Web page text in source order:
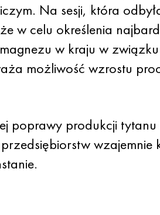
Na sesji, która
w celu określenia
w kraju w
możliwość wzrostu
poprawy produkcji
wzajemnie